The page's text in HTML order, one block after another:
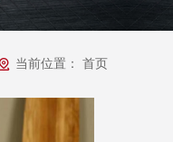
当前位置： 首页